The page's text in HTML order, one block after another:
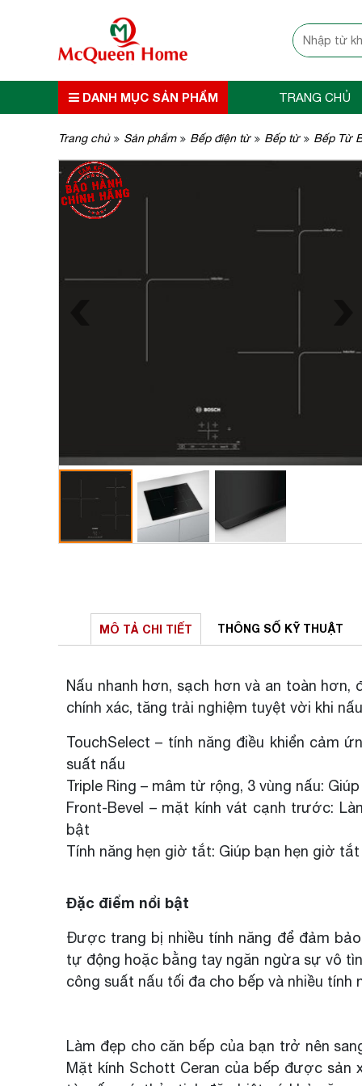
DANH MỤC SẢN PHẨM TRANG CHỦ
Trang chủ Sản phẩm Bếp điện từ Bếp từ Bếp Từ
MÔ TẢ CHI TIẾT THÔNG SỐ KỸ THUẬT
Nấu nhanh hơn, sạch hơn và an toàn
chính xác, tăng trải nghiệm tuyệt vời khi
TouchSelect – tính năng điều khiển cảm
suất nấu
Triple Ring – mâm từ rộng, 3 vùng nấu:
Front-Bevel – mặt kính vát cạnh trước:
bật
Tính năng hẹn giờ tắt: Giúp bạn hẹn giờ tắt
Đặc điểm nổi bật
Được trang bị nhiều tính năng để đảm
tự động hoặc bằng tay ngăn ngừa sự vô
công suất nấu tối đa cho bếp và nhiều tính
Làm đẹp cho căn bếp của bạn trở nên
Mặt kính Schott Ceran của bếp được